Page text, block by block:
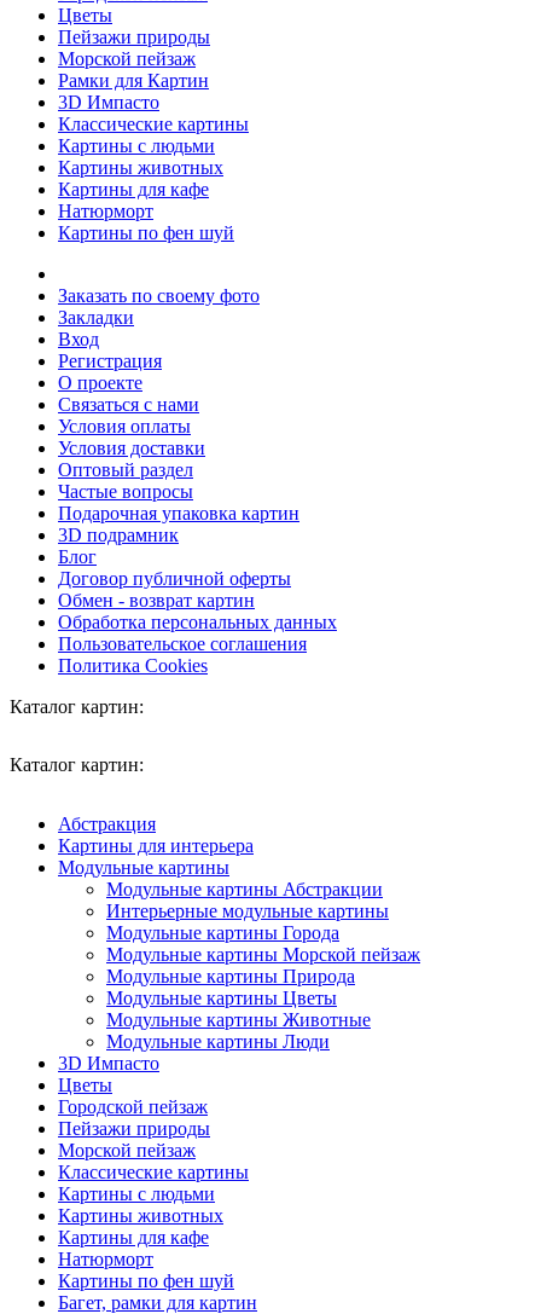
Цветы
Пейзажи природы
Морской пейзаж
Рамки для Картин
3D Импасто
Классические картины
Картины с людьми
Картины животных
Картины для кафе
Натюрморт
Картины по фен шуй
Заказать по своему фото
Закладки
Вход
Регистрация
О проекте
Связаться с нами
Условия оплаты
Условия доставки
Оптовый раздел
Частые вопросы
Подарочная упаковка картин
3D подрамник
Блог
Договор публичной оферты
Обмен - возврат картин
Обработка персональных данных
Пользовательское соглашения
Политика Cookies
Каталог картин:
Каталог картин:
Абстракция
Картины для интерьера
Модульные картины
Модульные картины Абстракции
Интерьерные модульные картины
Модульные картины Города
Модульные картины Морской пейзаж
Модульные картины Природа
Модульные картины Цветы
Модульные картины Животные
Модульные картины Люди
3D Импасто
Цветы
Городской пейзаж
Пейзажи природы
Морской пейзаж
Классические картины
Картины с людьми
Картины животных
Картины для кафе
Натюрморт
Картины по фен шуй
Багет, рамки для картин